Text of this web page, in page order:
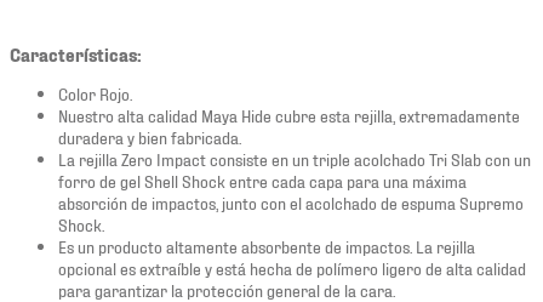
Características:
Color Rojo.
Nuestro alta calidad Maya Hide cubre esta rejilla, extremadamente
duradera y bien fabricada.
La rejilla Zero Impact consiste en un triple acolchado Tri Slab con un
forro de gel Shell Shock entre cada capa para una máxima
absorción de impactos, junto con el acolchado de espuma Supremo
Shock.
Es un producto altamente absorbente de impactos. La rejilla
opcional es extraíble y está hecha de polímero ligero de alta calidad
para garantizar la protección general de la cara.